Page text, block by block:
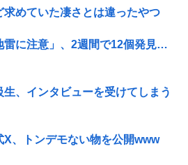
求めていた凄さとは違ったやつ
雷に注意」、2週間で12個発見…
、インタビューを受けてしまう
X、トンデモない物を公開www